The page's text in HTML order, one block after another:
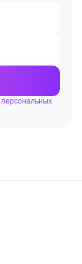
персональных